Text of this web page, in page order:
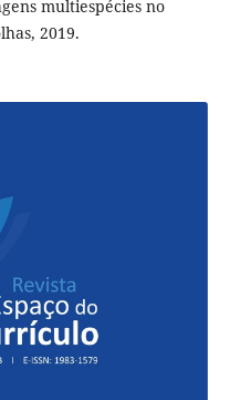
multiespécies no
2019.